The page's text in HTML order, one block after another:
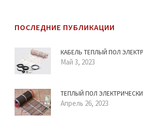
ПОСЛЕДНИЕ ПУБЛИКАЦИИ
КАБЕЛЬ ТЕПЛЫЙ ПОЛ
Май 3, 2023
ТЕПЛЫЙ ПОЛ
Апрель 26, 2023